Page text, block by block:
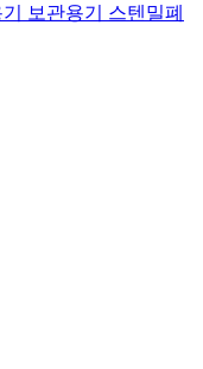
보관용기 스텐밀폐